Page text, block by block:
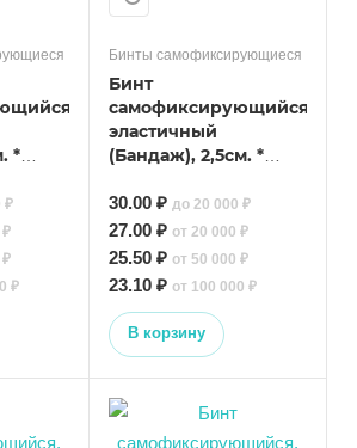
*
₽
₽
₽
₽
Бинты самофиксирующиеся
Бинт
самофиксирующийся,
эластичный
(Бандаж), 2,5см. *
30.00 ₽ до 20 000 ₽
27.00 ₽ от 20 000 ₽
25.50 ₽ от 50 000 ₽
23.10 ₽ от 100 000 ₽
В корзину